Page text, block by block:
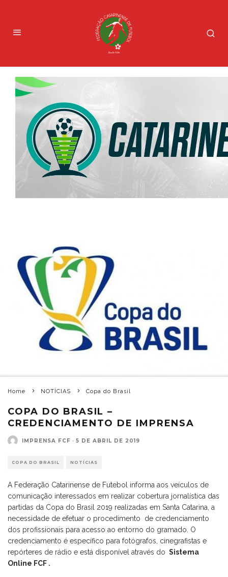
Home NOTÍCIAS Copa do Brasil
COPA DO BRASIL –
CREDENCIAMENTO DE IMPRENSA
IMPRENSA FCF · 5 DE ABRIL DE 2019
COPA DO BRASIL NOTÍCIAS
A Federação Catarinense de Futebol informa aos veículos de
comunicação interessados em realizar cobertura jornalística das
partidas da Copa do Brasil 2019 realizadas em Santa Catarina, a
necessidade de efetuar o procedimento de credenciamento
dos profissionais para acesso ao entorno do gramado. O
credenciamento é específico para fotógrafos, cinegrafistas e
repórteres de rádio e está disponível através do Sistema
Online FCF .